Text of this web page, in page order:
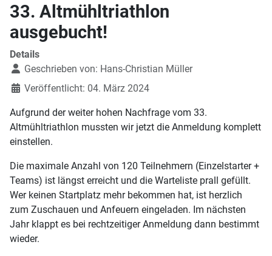
33. Altmühltriathlon
ausgebucht!
Details
Geschrieben von: Hans-Christian Müller
Veröffentlicht: 04. März 2024
Aufgrund der weiter hohen Nachfrage vom 33.
Altmühltriathlon mussten wir jetzt die Anmeldung komplett
einstellen.
Die maximale Anzahl von 120 Teilnehmern (Einzelstarter +
Teams) ist längst erreicht und die Warteliste prall gefüllt.
Wer keinen Startplatz mehr bekommen hat, ist herzlich
zum Zuschauen und Anfeuern eingeladen. Im nächsten
Jahr klappt es bei rechtzeitiger Anmeldung dann bestimmt
wieder.